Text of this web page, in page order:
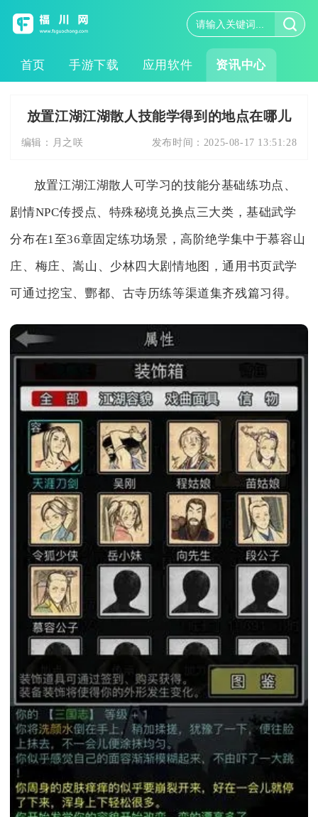
首页 手游下载 应用软件 资讯中心
放置江湖江湖散人技能学得到的地点在哪儿
编辑： 月之咲 发布时间： 2025-08-17 13:51:28
放置江湖江湖散人可学习的技能分基础练功点、
剧情NPC传授点、特殊秘境兑换点三大类，基础武学
分布在1至36章固定练功场景，高阶绝学集中于慕容山
庄、梅庄、嵩山、少林四大剧情地图，通用书页武学
可通过挖宝、酆都、古寺历练等渠道集齐残篇习得。